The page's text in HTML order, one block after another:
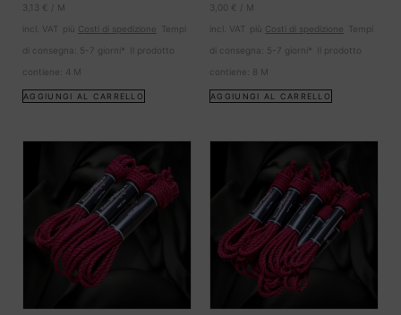
3,13 €
M
incl. VAT
più Costi di spedizione
Tempi
di consegna: 5-7 giorni*
Il prodotto
contiene: 4 M
AGGIUNGI AL CARRELLO
3,00 €
M
incl. VAT
più Costi di spedizione
Tempi
di consegna: 5-7 giorni*
Il prodotto
contiene: 8 M
AGGIUNGI AL CARRELLO